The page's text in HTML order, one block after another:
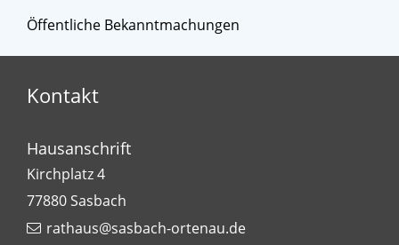
Öffentliche Bekanntmachungen
Kontakt
Hausanschrift
Kirchplatz 4
77880Sasbach
rathaus@sasbach-ortenau.de